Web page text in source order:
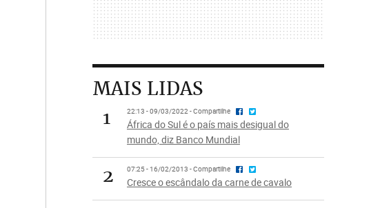
MAIS LIDAS
1
22:13 - 09/03/2022 - Compartilhe
África do Sul é o país mais desigual do
mundo, diz Banco Mundial
2 07:25 - 16/02/2013 - Compartilhe
Cresce o escândalo da carne de cavalo